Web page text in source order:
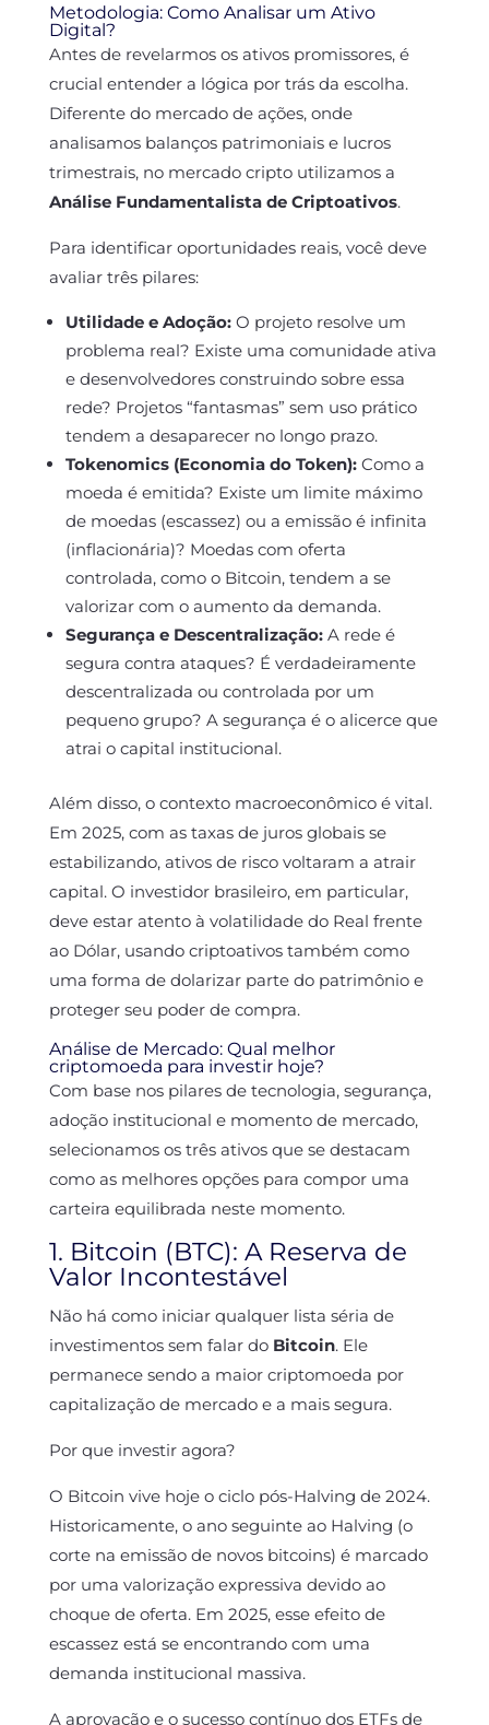
Metodologia: Como Analisar um Ativo
Digital?
Antes de revelarmos os ativos promissores, é
crucial entender a lógica por trás da escolha.
Diferente do mercado de ações, onde
analisamos balanços patrimoniais e lucros
trimestrais, no mercado cripto utilizamos a
Análise Fundamentalista de Criptoativos.
Para identificar oportunidades reais, você deve
avaliar três pilares:
Utilidade e Adoção:O projeto resolve um
problema real? Existe uma comunidade ativa
e desenvolvedores construindo sobre essa
rede? Projetos “fantasmas” sem uso prático
tendem a desaparecer no longo prazo.
Tokenomics (Economia do Token):Como a
moeda é emitida? Existe um limite máximo
de moedas (escassez) ou a emissão é infinita
(inflacionária)? Moedas com oferta
controlada, como o Bitcoin, tendem a se
valorizar com o aumento da demanda.
Segurança e Descentralização:A rede é
segura contra ataques? É verdadeiramente
descentralizada ou controlada por um
pequeno grupo? A segurança é o alicerce que
atrai o capital institucional.
Além disso, o contexto macroeconômico é vital.
Em 2025, com as taxas de juros globais se
estabilizando, ativos de risco voltaram a atrair
capital. O investidor brasileiro, em particular,
deve estar atento à volatilidade do Real frente
ao Dólar, usando criptoativos também como
uma forma de dolarizar parte do patrimônio e
proteger seu poder de compra.
Análise de Mercado: Qual melhor
criptomoeda para investir hoje?
Com base nos pilares de tecnologia, segurança,
adoção institucional e momento de mercado,
selecionamos os três ativos que se destacam
como as melhores opções para compor uma
carteira equilibrada neste momento.
1. Bitcoin (BTC): A Reserva de
Valor Incontestável
Não há como iniciar qualquer lista séria de
investimentos sem falar do Bitcoin. Ele
permanece sendo a maior criptomoeda por
capitalização de mercado e a mais segura.
Por que investir agora?
O Bitcoin vive hoje o ciclo pós-Halving de 2024.
Historicamente, o ano seguinte ao Halving (o
corte na emissão de novos bitcoins) é marcado
por uma valorização expressiva devido ao
choque de oferta. Em 2025, esse efeito de
escassez está se encontrando com uma
demanda institucional massiva.
A aprovação e o sucesso contínuo dos ETFs de